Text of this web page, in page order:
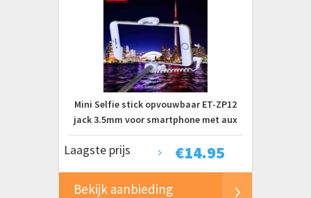
Mini Selfie stick opvouwbaar ET-ZP12
jack 3.5mm voor smartphone met aux
aansluiting Zwart
€14.95
Laagste prijs
Bekijk aanbieding